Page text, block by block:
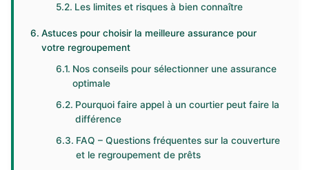
Les limites et risques à bien connaître
Astuces pour choisir la meilleure assurance pour
votre regroupement
Nos conseils pour sélectionner une assurance
optimale
Pourquoi faire appel à un courtier peut faire la
différence
FAQ – Questions fréquentes sur la couverture
et le regroupement de prêts